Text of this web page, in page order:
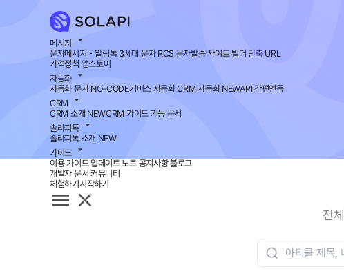
메시지
문자메시지・알림톡 3세대 문자 RCS 문자발송 사이트 빌더 단축 URL
가격정책 앱스토어
자동화
자동화 문자 NO-CODE커머스 자동화CRM 자동화 NEWAPI 간편연동
CRM
CRM 소개 NEWCRM 가이드 기능 문서
솔라피톡
솔라피톡 소개 NEW
가이드
이용 가이드업데이트 노트 공지사항블로그
개발자 문서 커뮤니티
체험하기 시작하기
전체